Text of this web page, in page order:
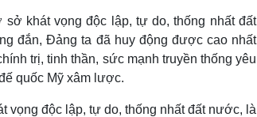
sở khát vọng độc lập, tự do, thống nhất đất
đắn, Đảng ta đã huy động được cao nhất
trị, tinh thần, sức mạnh truyền thống yêu
quốc Mỹ xâm lược.
vọng độc lập, tự do, thống nhất đất nước, là